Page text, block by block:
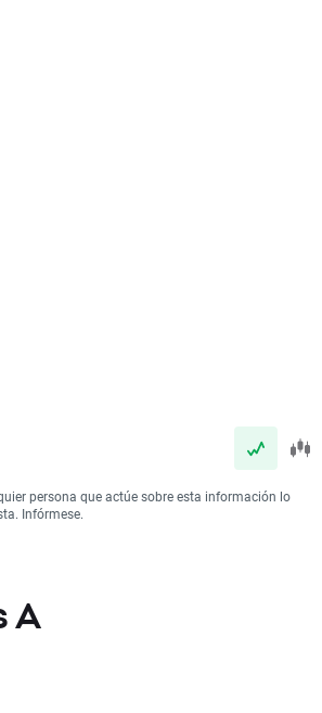
persona que actúe sobre esta información lo
Infórmese.
A